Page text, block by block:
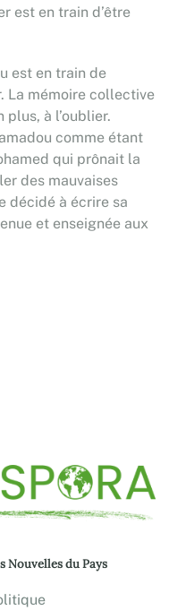
est en train d’être
est en train de
La mémoire collective
à l’oublier.
comme étant
qui prônait la
des mauvaises
décidé à écrire sa
et enseignée aux
Nouvelles du Pays